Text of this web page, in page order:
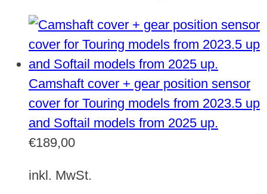
Camshaft cover + gear position sensor
cover for Touring models from 2023.5 up
and Softail models from 2025 up.
€189,00
inkl. MwSt.